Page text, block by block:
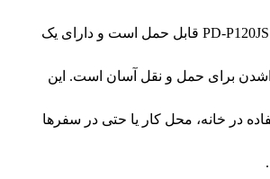
آبمیوه گیر پرودو مدل PD-P120JS قابل حمل است و دارای یک
برای حمل و نقل آسان است. این
در خانه، محل کار یا حتی در سفرها